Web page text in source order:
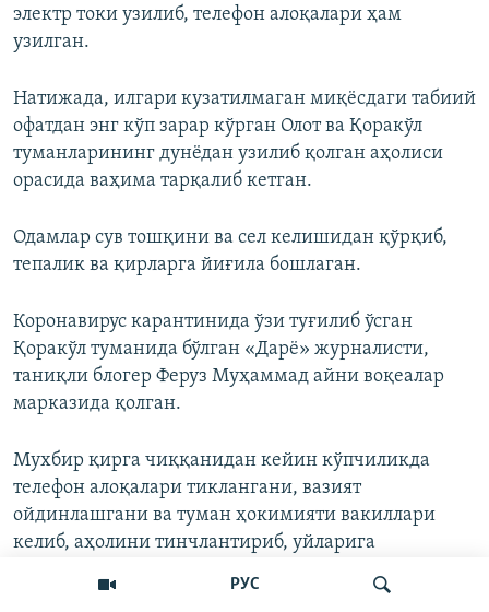
РУС
электр токи узилиб, телефон алоқалари ҳам
узилган.
Натижада, илгари кузатилмаган миқёсдаги табиий
офатдан энг кўп зарар кўрган Олот ва Қоракўл
туманларининг дунёдан узилиб қолган аҳолиси
орасида ваҳима тарқалиб кетган.
Одамлар сув тошқини ва сел келишидан қўрқиб,
тепалик ва қирларга йиғила бошлаган.
Коронавирус карантинида ўзи туғилиб ўсган
Қоракўл туманида бўлган «Дарё» журналисти,
таниқли блогер Феруз Муҳаммад айни воқеалар
марказида қолган.
Мухбир қирга чиққанидан кейин кўпчиликда
телефон алоқалари тиклангани, вазият
ойдинлашгани ва туман ҳокимияти вакиллари
келиб, аҳолини тинчлантириб, уйларига